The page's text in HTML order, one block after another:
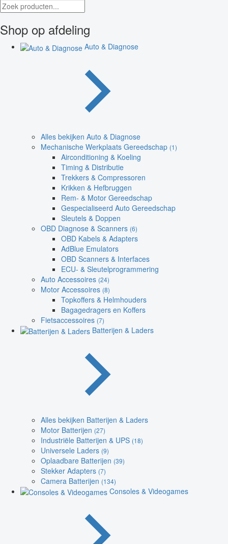
Shop op afdeling
Auto & Diagnose
Alles bekijken Auto & Diagnose
Mechanische Werkplaats Gereedschap (1)
Airconditioning & Koeling
Timing & Distributie
Trekkers & Compressoren
Krikken & Hefbruggen
Rem- & Motor Gereedschap
Gespecialiseerd Auto Gereedschap
Sleutels & Doppen
OBD Diagnose & Scanners (6)
OBD Kabels & Adapters
AdBlue Emulators
OBD Scanners & Interfaces
ECU- & Sleutelprogrammering
Auto Accessoires (24)
Motor Accessoires (8)
Topkoffers & Helmhouders
Bagagedragers en Koffers
Fietsaccessoires (7)
Batterijen & Laders
Alles bekijken Batterijen & Laders
Motor Batterijen (27)
Industriële Batterijen & UPS (18)
Universele Laders (9)
Oplaadbare Batterijen (39)
Stekker Adapters (7)
Camera Batterijen (134)
Consoles & Videogames